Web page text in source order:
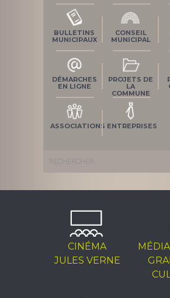
BULLETINS
MUNICIPAUX
CONSEIL
MUNICIPAL
DÉMARCHES
EN LIGNE
PROJETS DE
LA
COMMUNE
ASSOCIATIONS ENTREPRISES
Rechercher :
CINÉMA
JULES VERNE